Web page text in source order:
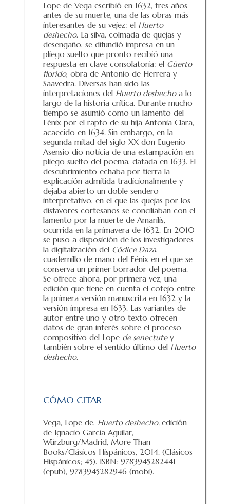
Lope de Vega escribió en 1632, tres años
antes de su muerte, una de las obras más
interesantes de su vejez: el Huerto
deshecho. La silva, colmada de quejas y
desengaño, se difundió impresa en un
pliego suelto que pronto recibió una
respuesta en clave consolatoria: el Güerto
florido, obra de Antonio de Herrera y
Saavedra. Diversas han sido las
interpretaciones del Huerto deshechoa lo
largo de la historia crítica. Durante mucho
tiempo se asumió como un lamento del
Fénix por el rapto de su hija Antonia Clara,
acaecido en 1634. Sin embargo, en la
segunda mitad del siglo XX don Eugenio
Asensio dio noticia de una estampación en
pliego suelto del poema, datada en 1633. El
descubrimiento echaba por tierra la
explicación admitida tradicionalmente y
dejaba abierto un doble sendero
interpretativo, en el que las quejas por los
disfavores cortesanos se conciliaban con el
lamento por la muerte de Amarilis,
ocurrida en la primavera de 1632. En 2010
se puso a disposición de los investigadores
la digitalización del Códice Daza,
cuadernillo de mano del Fénix en el que se
conserva un primer borrador del poema.
Se ofrece ahora, por primera vez, una
edición que tiene en cuenta el cotejo entre
la primera versión manuscrita en 1632 y la
versión impresa en 1633. Las variantes de
autor entre uno y otro texto ofrecen
datos de gran interés sobre el proceso
compositivo del Lope de senectutey
también sobre el sentido último del Huerto
deshecho.
CÓMO CITAR
Vega, Lope de, Huerto deshecho, edición
de Ignacio García Aguilar,
Würzburg/Madrid, More Than
Books/Clásicos Hispánicos, 2014. (Clásicos
Hispánicos; 45). ISBN: 9783945282441
(epub), 9783945282946 (mobi).